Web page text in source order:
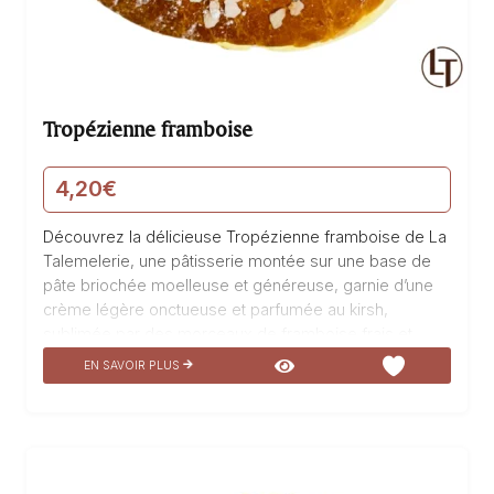
Tropézienne framboise
4,20€
Découvrez la délicieuse Tropézienne framboise de La
Talemelerie, une pâtisserie montée sur une base de
pâte briochée moelleuse et généreuse, garnie d’une
crème légère onctueuse et parfumée au kirsh,
juteux. Un véritable hymne à la gourmandise, cette
pâtisserie est un véritable délice pour les papilles, à
EN SAVOIR PLUS